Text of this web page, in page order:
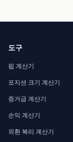
도구
핍 계산기
포지션 크기 계산기
증거금 계산기
손익 계산기
외환 복리 계산기